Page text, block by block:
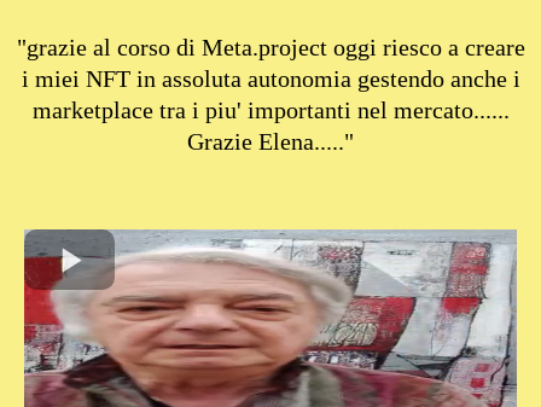
"grazie al corso di Meta.project oggi riesco a creare
i miei NFT in assoluta autonomia gestendo anche i
marketplace tra i piu' importanti nel mercato......
Grazie Elena....."